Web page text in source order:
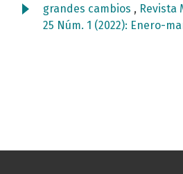
grandes cambios , Revista
25 Núm. 1 (2022): Enero-